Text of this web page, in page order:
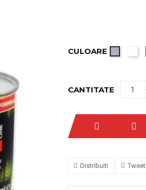
CULOARE
CANTITATE
Distribuiti Tweet